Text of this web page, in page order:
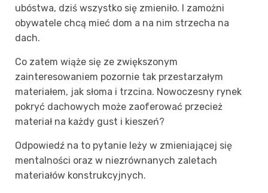
ubóstwa, dziś wszystko się zmieniło. I zamożni
obywatele chcą mieć dom a na nim strzecha na
dach.
Co zatem wiąże się ze zwiększonym
zainteresowaniem pozornie tak przestarzałym
materiałem, jak słoma i trzcina. Nowoczesny rynek
pokryć dachowych może zaoferować przecież
materiał na każdy gust i kieszeń?
Odpowiedź na to pytanie leży w zmieniającej się
mentalności oraz w niezrównanych zaletach
materiałów konstrukcyjnych.